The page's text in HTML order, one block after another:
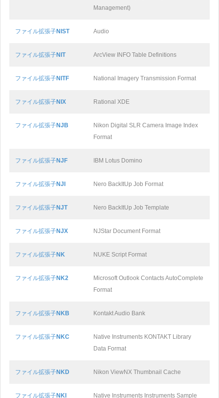
Management)
ファイル拡張子NIST Audio
ファイル拡張子NIT ArcView INFO Table Definitions
ファイル拡張子NITF National Imagery Transmission Format
ファイル拡張子NIX Rational XDE
ファイル拡張子NJB
Nikon Digital SLR Camera Image Index
Format
ファイル拡張子NJF IBM Lotus Domino
ファイル拡張子NJI Nero BackItUp Job Format
ファイル拡張子NJT Nero BackItUp Job Template
ファイル拡張子NJX NJStar Document Format
ファイル拡張子NK NUKE Script Format
ファイル拡張子NK2
Microsoft Outlook Contacts AutoComplete
Format
ファイル拡張子NKB Kontakt Audio Bank
ファイル拡張子NKC
Native Instruments KONTAKT Library
Data Format
ファイル拡張子NKD Nikon ViewNX Thumbnail Cache
ファイル拡張子NKI Native Instruments Instruments Sample